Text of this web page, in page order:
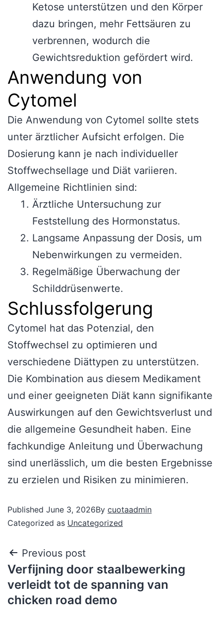
Ketose unterstützen und den Körper
dazu bringen, mehr Fettsäuren zu
verbrennen, wodurch die
Gewichtsreduktion gefördert wird.
Anwendung von
Cytomel
Die Anwendung von Cytomel sollte stets
unter ärztlicher Aufsicht erfolgen. Die
Dosierung kann je nach individueller
Stoffwechsellage und Diät variieren.
Allgemeine Richtlinien sind:
Ärztliche Untersuchung zur
Feststellung des Hormonstatus.
Langsame Anpassung der Dosis, um
Nebenwirkungen zu vermeiden.
Regelmäßige Überwachung der
Schilddrüsenwerte.
Schlussfolgerung
Cytomel hat das Potenzial, den
Stoffwechsel zu optimieren und
verschiedene Diättypen zu unterstützen.
Die Kombination aus diesem Medikament
und einer geeigneten Diät kann signifikante
Auswirkungen auf den Gewichtsverlust und
die allgemeine Gesundheit haben. Eine
fachkundige Anleitung und Überwachung
sind unerlässlich, um die besten Ergebnisse
zu erzielen und Risiken zu minimieren.
Published June 3, 2026By cuotaadmin
Categorized as Uncategorized
Previous post
Verfijning door staalbewerking
verleidt tot de spanning van
chicken road demo